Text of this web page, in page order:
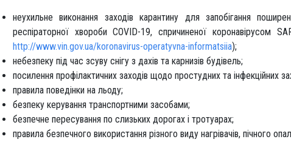
неухильне виконання заходів карантину для запобігання
респіраторної хвороби COVID-19, спричиненої коронавірусом
http://www.vin.gov.ua/koronavirus-operatyvna-informatsiia);
небезпеку під час зсуву снігу з дахів та карнизів будівель;
посилення профілактичних заходів щодо простудних та інфекційних
правила поведінки на льоду;
безпеку керування транспортними засобами;
безпечне пересування по слизьких дорогах і тротуарах;
правила безпечного використання різного виду нагрівачів, пічного